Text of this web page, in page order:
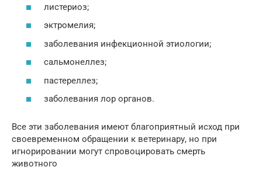
листериоз;
эктромелия;
заболевания инфекционной этиологии;
сальмонеллез;
пастереллез;
заболевания лор органов.
Все эти заболевания имеют благоприятный исход при
своевременном обращении к ветеринару, но при
игнорировании могут спровоцировать смерть
животного